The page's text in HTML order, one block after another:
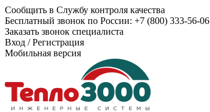
Сообщить в Службу контроля качества
Бесплатный звонок по России: +7 (800) 333-56-06
Заказать звонок специалиста
Вход /Регистрация
Мобильная версия